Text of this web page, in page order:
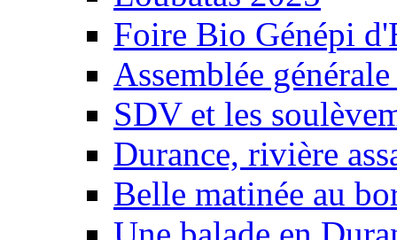
Foire Bio Génépi
Assemblée
SDV et les
Durance, rivière
Belle matinée au